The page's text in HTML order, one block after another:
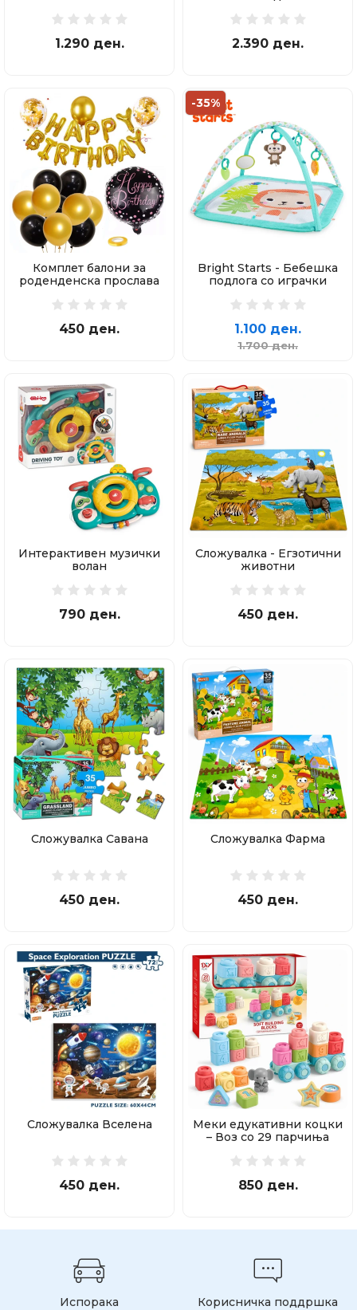
1.290 ден. 2.390 ден.
Комплет балони за
роденденска прослава
450 ден.
-35%
Bright Starts - Бебешка
подлога со играчки
1.100 ден.
1.700 ден.
Интерактивен музички
волан
790 ден.
Сложувалка - Егзотични
животни
450 ден.
Сложувалка Савана
450 ден.
Сложувалка Фарма
450 ден.
Сложувалка Вселена
450 ден.
Меки едукативни коцки
– Воз со 29 парчиња
850 ден.
Испорака Корисничка поддршка